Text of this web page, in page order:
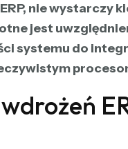
nie wystarczy
jest
systemu do